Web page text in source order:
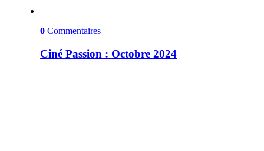
0 Commentaires
Ciné Passion : Octobre 2024